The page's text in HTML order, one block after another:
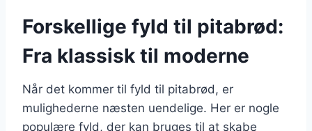
Forskellige fyld til pitabrød:
Fra klassisk til moderne
Når det kommer til fyld til pitabrød, er
mulighederne næsten uendelige. Her er nogle
populære fyld, der kan bruges til at skabe